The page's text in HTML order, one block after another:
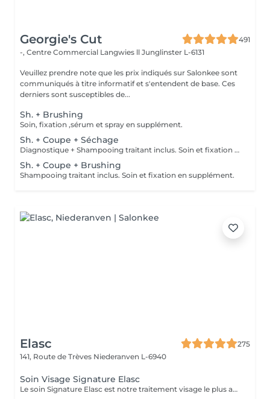
Georgie's Cut
491
-, Centre Commercial Langwies ll Junglinster L-6131
Veuillez prendre note que les prix indiqués sur Salonkee sont
communiqués à titre informatif et s'entendent de base. Ces
derniers sont susceptibles de...
Sh. + Brushing
Soin, fixation ,sérum et spray en supplément.
Sh. + Coupe + Séchage
Diagnostique + Shampooing traitant inclus. Soin et fixation en supplément.
Sh. + Coupe + Brushing
Shampooing traitant inclus. Soin et fixation en supplément.
Elasc
275
141, Route de Trèves Niederanven L-6940
Soin Visage Signature Elasc
Le soin Signature Elasc est notre traitement visage le plus abouti et personnalisé. Conçu spécialement pour vous, par notre équipe, ce rituel est une véritable expérience sensorielle pour vous détendre, raviver l'éclat de votre teint, redessiner les contours de votre visage et revitaliser votre peau en profondeur. Ce soin multi-actions combine des produits cosméceutiques ultra-performants, des gestes experts et l'utilisation de pierres en quartz rose ou de jade verte en fonction de votre peau. Le soin débute par un nettoyage précis de votre peau et par une exfoliation douce aux manuvres stimulantes pour lisser et illuminer le teint. Après un travail technique avec la pierre et la pose d'un masque crème spécifique vient le massage Signature : une combinaison de manuvres liftantes, drainantes, tonifiantes et sculptantes avec une huile de haute qualité. Votre peau est ainsi lumineuse, décongestionnée, hydratée, liftée et raffermie. Ce soin Signature Elasc convient à tous les types de peau : teint terne, peau déshydratée, perte de fermeté, premiers signes de l'âge mais aussi pour toute personne ayant besoin d'une pause bien-être ou recherchant le cocooning et la chaleur caractéristiques à notre institut Elasc.